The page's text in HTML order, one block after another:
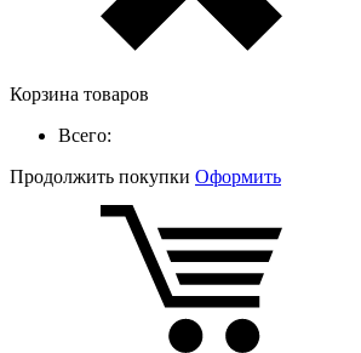
Корзина товаров
Всего:
Продолжить покупки Оформить